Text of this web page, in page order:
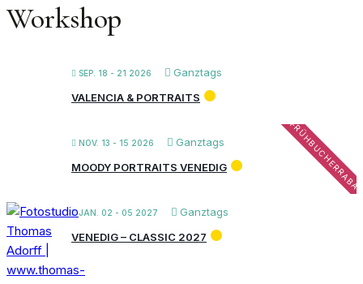
Workshop
SEP. 18 - 21 2026
Ganztags
VALENCIA & PORTRAITS
NOV. 13 - 15 2026 Ganztags
MOODY PORTRAITS VENEDIG
JAN. 02 - 05 2027
Ganztags
VENEDIG – CLASSIC 2027